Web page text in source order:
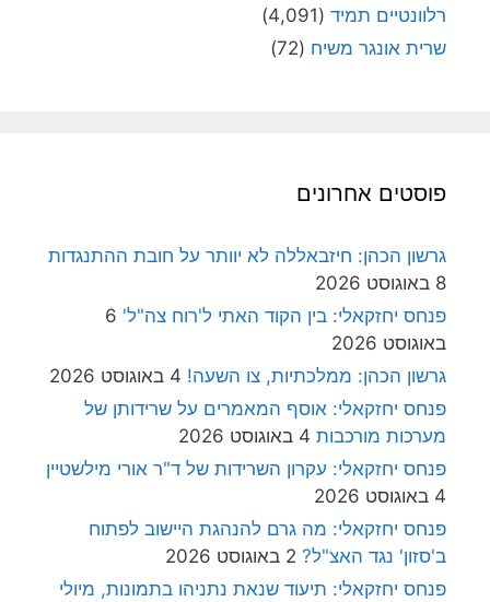
רלוונטיים תמיד (4,091)
שרית אונגר משיח (72)
פוסטים אחרונים
גרשון הכהן: חיזבאללה לא יוותר על חובת ההתנגדות
8 באוגוסט 2026
פנחס יחזקאלי: בין הקוד האתי ל'רוח צה"ל' 6
באוגוסט 2026
גרשון הכהן: ממלכתיות, צו השעה! 4 באוגוסט 2026
פנחס יחזקאלי: אוסף המאמרים על שרידותן של
מערכות מורכבות 4 באוגוסט 2026
פנחס יחזקאלי: עקרון השרידות של ד"ר אורי מילשטיין
4 באוגוסט 2026
פנחס יחזקאלי: מה גרם להנהגת היישוב לפתוח
ב'סזון' נגד האצ"ל? 2 באוגוסט 2026
פנחס יחזקאלי: תיעוד שנאת נתניהו בתמונות, מיולי